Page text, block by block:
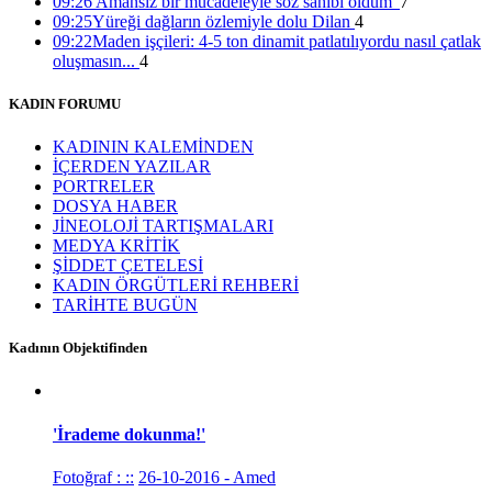
15:01 05/12/2016
09:25Yüreği dağların özlemiyle dolu Dilan 4
09:22Maden işçileri: 4-5 ton dinamit patlatılıyordu nasıl çatlak
oluşmasın... 4
KADIN FORUMU
KADININ KALEMİNDEN
İÇERDEN YAZILAR
PORTRELER
DOSYA HABER
JİNEOLOJİ TARTIŞMALARI
MEDYA KRİTİK
ŞİDDET ÇETELESİ
KADIN ÖRGÜTLERİ REHBERİ
TARİHTE BUGÜN
Kadının Objektifinden
'İrademe dokunma!'
Fotoğraf : :: 26-10-2016 - Amed